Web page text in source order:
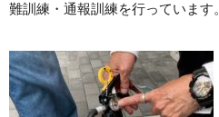
難訓練・通報訓練を行っています。